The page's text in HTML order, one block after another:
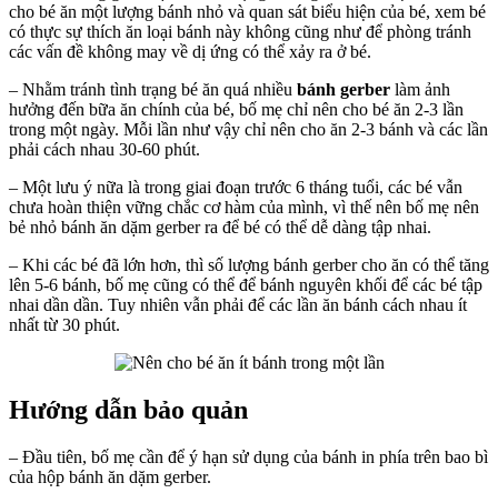
cho bé ăn một lượng bánh nhỏ và quan sát biểu hiện của bé, xem bé
có thực sự thích ăn loại bánh này không cũng như để phòng tránh
các vấn đề không may về dị ứng có thể xảy ra ở bé.
– Nhằm tránh tình trạng bé ăn quá nhiều bánh gerber làm ảnh
hưởng đến bữa ăn chính của bé, bố mẹ chỉ nên cho bé ăn 2-3 lần
trong một ngày. Mỗi lần như vậy chỉ nên cho ăn 2-3 bánh và các lần
phải cách nhau 30-60 phút.
– Một lưu ý nữa là trong giai đoạn trước 6 tháng tuổi, các bé vẫn
chưa hoàn thiện vững chắc cơ hàm của mình, vì thế nên bố mẹ nên
bẻ nhỏ bánh ăn dặm gerber ra để bé có thể dễ dàng tập nhai.
– Khi các bé đã lớn hơn, thì số lượng bánh gerber cho ăn có thể tăng
lên 5-6 bánh, bố mẹ cũng có thể để bánh nguyên khối để các bé tập
nhai dần dần. Tuy nhiên vẫn phải để các lần ăn bánh cách nhau ít
nhất từ 30 phút.
Hướng dẫn bảo quản
– Đầu tiên, bố mẹ cần để ý hạn sử dụng của bánh in phía trên bao bì
của hộp bánh ăn dặm gerber.